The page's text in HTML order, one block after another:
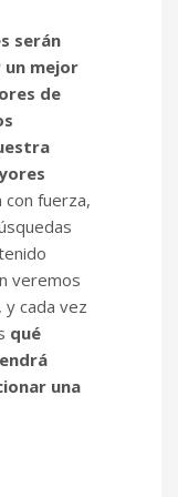
serán
mejor
de
con fuerza,
veremos
cada vez
qué
una